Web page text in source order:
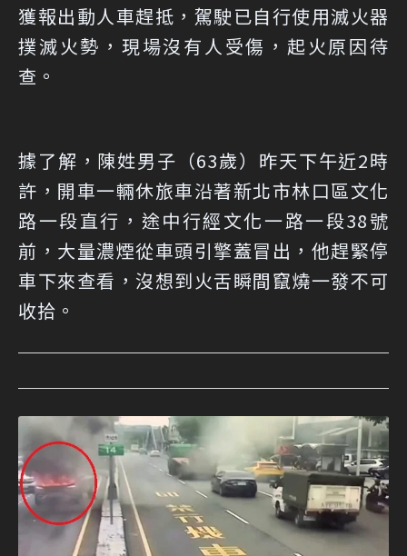
獲報出動人車趕抵，駕駛已自行使用滅火器
撲滅火勢，現場沒有人受傷，起火原因待
查。
據了解，陳姓男子（63歲）昨天下午近2時
許，開車一輛休旅車沿著新北市林口區文化
路一段直行，途中行經文化一路一段38號
前，大量濃煙從車頭引擎蓋冒出，他趕緊停
車下來查看，沒想到火舌瞬間竄燒一發不可
收拾。